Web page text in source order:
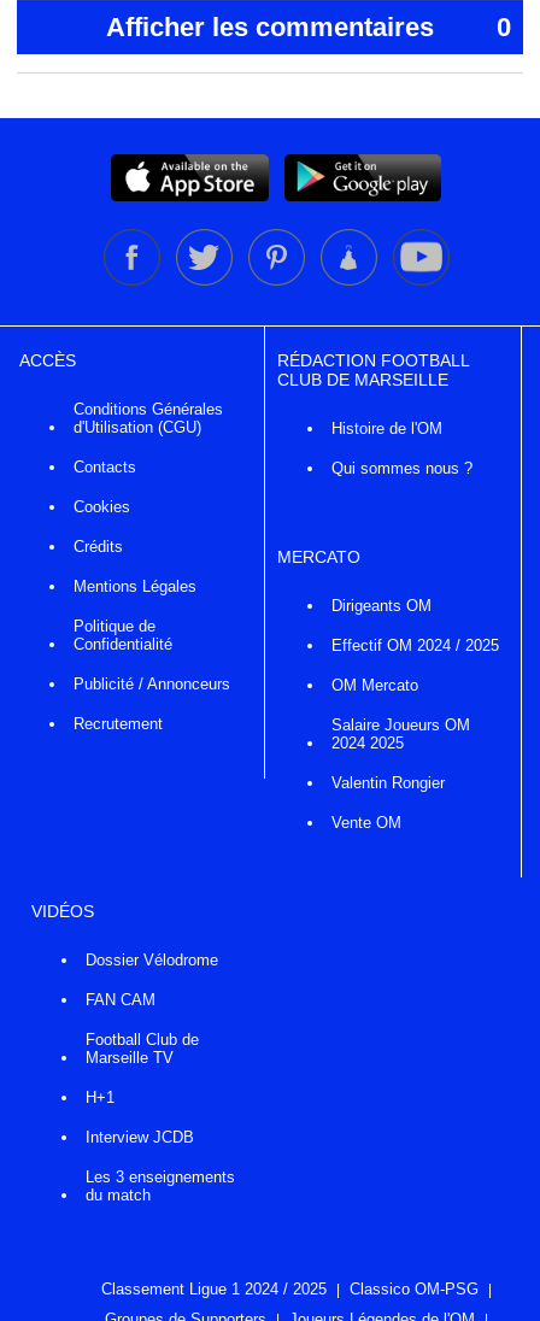
Afficher les commentaires 0
ACCÈS
Conditions Générales
d'Utilisation (CGU)
Contacts
Cookies
Crédits
Mentions Légales
Politique de
Confidentialité
Publicité / Annonceurs
Recrutement
RÉDACTION FOOTBALL
CLUB DE MARSEILLE
Histoire de l'OM
Qui sommes nous ?
MERCATO
Dirigeants OM
Effectif OM 2024 / 2025
OM Mercato
Salaire Joueurs OM
2024 2025
Valentin Rongier
Vente OM
VIDÉOS
Dossier Vélodrome
FAN CAM
Football Club de
Marseille TV
H+1
Interview JCDB
Les 3 enseignements
du match
Classement Ligue 1 2024 / 2025
Classico OM-PSG